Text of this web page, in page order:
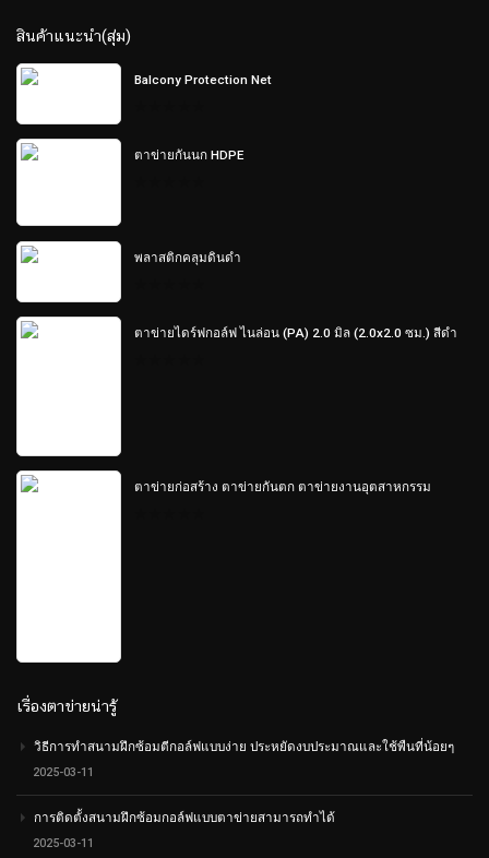
สินค้าแนะนำ(สุ่ม)
Balcony Protection Net
of
5
ตาข่ายกันนก HDPE
พลาสติกคลุมดินดำ
5
ตาข่ายไดร์ฟกอล์ฟ ไนล่อน (PA) 2.0 มิล (2.0x2.0 ซม.) สีดำ
ตาข่ายก่อสร้าง ตาข่ายกันตก ตาข่ายงานอุตสาหกรรม
เรื่องตาข่ายน่ารู้
วิธีการทำสนามฝึกซ้อมตีกอล์ฟแบบง่าย ประหยัดงบประมาณและใช้พืนที่น้อยๆ
2025-03-11
การติดตั้งสนามฝึกซ้อมกอล์ฟแบบตาข่ายสามารถทำได้
2025-03-11